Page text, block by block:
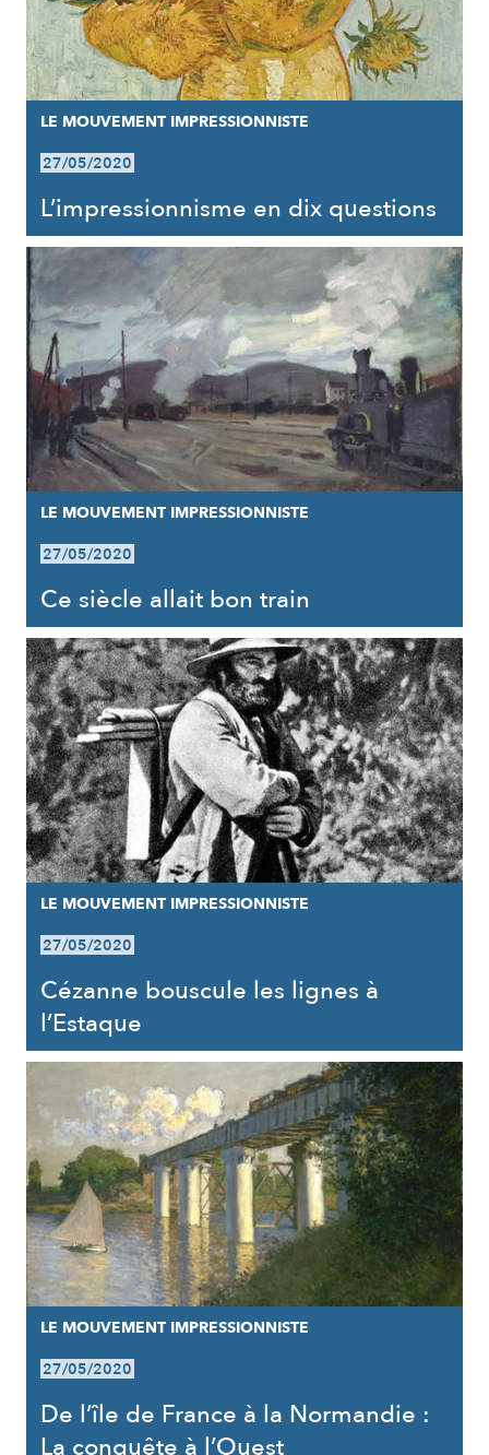
LE MOUVEMENT IMPRESSIONNISTE
27/05/2020
L’impressionnisme en dix questions
LE MOUVEMENT IMPRESSIONNISTE
27/05/2020
Ce siècle allait bon train
LE MOUVEMENT IMPRESSIONNISTE
27/05/2020
Cézanne bouscule les lignes à
l’Estaque
LE MOUVEMENT IMPRESSIONNISTE
27/05/2020
De l’île de France à la Normandie :
La conquête à l’Ouest